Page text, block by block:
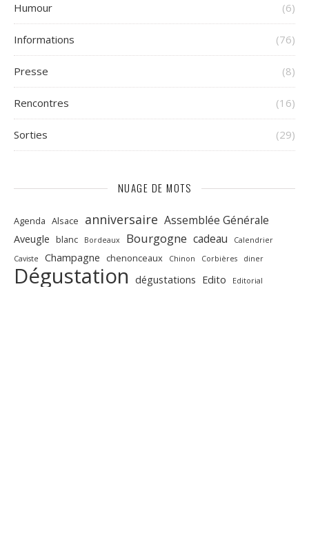
Humour (6)
Informations (76)
Presse (8)
Rencontres (16)
Sorties (29)
NUAGE DE MOTS
Agenda Alsace anniversaire Assemblée Générale
Aveugle blanc Bordeaux Bourgogne cadeau
Calendrier
Caviste
Champagne chenonceaux Chinon Corbières diner
Dégustation dégustations Edito
Editorial